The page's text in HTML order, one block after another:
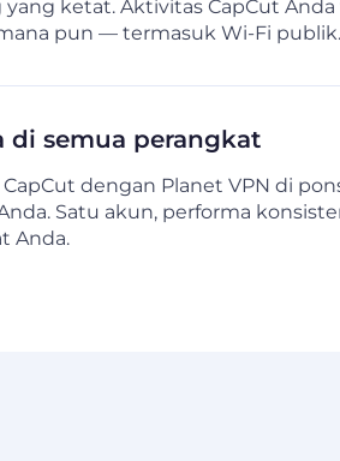
yang ketat. Aktivitas CapCut
pun — termasuk Wi-Fi publik.
di semua perangkat
dengan Planet VPN di
Satu akun, performa
Anda.